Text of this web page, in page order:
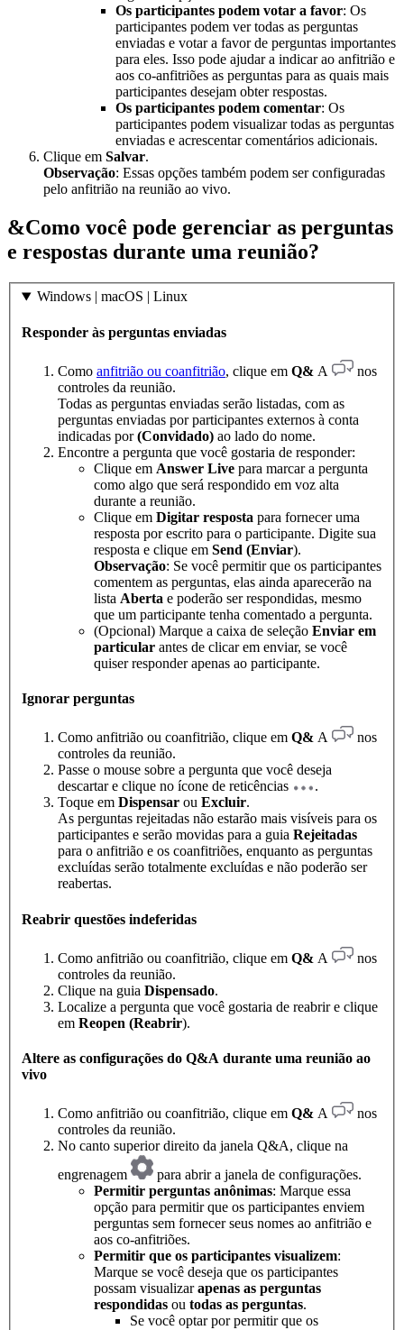
Os participantes podem votar a favor: Os
participantes podem ver todas as perguntas
enviadas e votar a favor de perguntas importantes
para eles. Isso pode ajudar a indicar ao anfitrião e
aos co-anfitriões as perguntas para as quais mais
participantes desejam obter respostas.
Os participantes podem comentar: Os
participantes podem visualizar todas as perguntas
enviadas e acrescentar comentários adicionais.
Clique em Salvar.
Observação: Essas opções também podem ser configuradas
pelo anfitrião na reunião ao vivo.
&Como você pode gerenciar as perguntas
e respostas durante uma reunião?
Windows | macOS | Linux
Responder às perguntas enviadas
Como anfitrião ou coanfitrião, clique em Q& A
nos
controles da reunião.
Todas as perguntas enviadas serão listadas, com as
perguntas enviadas por participantes externos à conta
indicadas por(Convidado) ao lado do nome.
Encontre a pergunta que você gostaria de responder:
Clique em Answer Live para marcar a pergunta
como algo que será respondido em voz alta
durante a reunião.
Clique em Digitar resposta para fornecer uma
resposta por escrito para o participante. Digite sua
resposta e clique em Send (Enviar).
Observação: Se você permitir que os participantes
comentem as perguntas, elas ainda aparecerão na
lista Aberta e poderão ser respondidas, mesmo
que um participante tenha comentado a pergunta.
(Opcional) Marque a caixa de seleção Enviar em
particular antes de clicar em enviar, se você
quiser responder apenas ao participante.
Ignorar perguntas
Como anfitrião ou coanfitrião, clique em Q& A
nos
controles da reunião.
Passe o mouse sobre a pergunta que você deseja
descartar e clique no ícone de reticências
.
Toque em Dispensar ou Excluir.
As perguntas rejeitadas não estarão mais visíveis para os
participantes e serão movidas para a guia Rejeitadas
para o anfitrião e os coanfitriões, enquanto as perguntas
excluídas serão totalmente excluídas e não poderão ser
reabertas.
Reabrir questões indeferidas
Como anfitrião ou coanfitrião, clique em Q& A
nos
controles da reunião.
Clique na guia Dispensado.
Localize a pergunta que você gostaria de reabrir e clique
em Reopen (Reabrir).
Altere as configurações do Q&A durante uma reunião ao
vivo
Como anfitrião ou coanfitrião, clique em Q& A
nos
controles da reunião.
No canto superior direito da janela Q&A, clique na
engrenagem
para abrir a janela de configurações.
Permitir perguntas anônimas: Marque essa
opção para permitir que os participantes enviem
perguntas sem fornecer seus nomes ao anfitrião e
aos co-anfitriões.
Permitir que os participantes visualizem:
Marque se você deseja que os participantes
possam visualizarapenas as perguntas
respondidas ou todas as perguntas.
Se você optar por permitir que os